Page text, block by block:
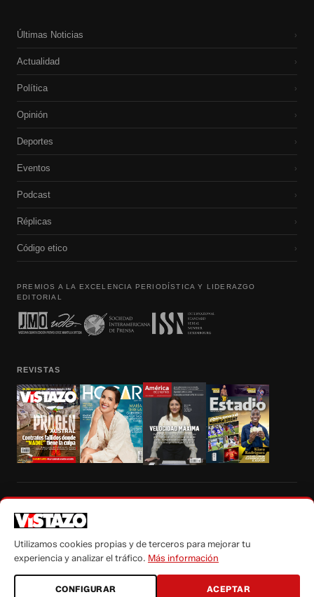
Últimas Noticias ›
Actualidad ›
Política ›
Opinión ›
Deportes ›
Eventos ›
Podcast ›
Réplicas ›
Código etico ›
PREMIOS A LA EXCELENCIA PERIODÍSTICA Y LIDERAZGO
EDITORIAL
REVISTAS
autorización escrita de su titular, de todos los contenidos de Vistazo.com.
Utilizamos cookies propias y de terceros para mejorar tu
experiencia y analizar el tráfico. Más información
CONFIGURAR ACEPTAR